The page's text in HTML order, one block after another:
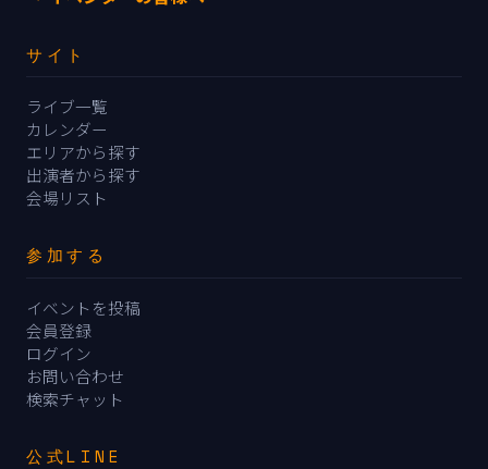
サイト
ライブ一覧
カレンダー
エリアから探す
出演者から探す
会場リスト
参加する
イベントを投稿
会員登録
ログイン
お問い合わせ
検索チャット
公式LINE